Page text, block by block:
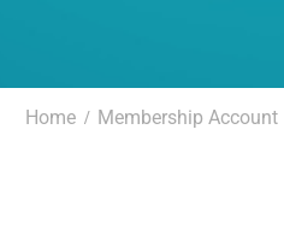
Home Membership Account